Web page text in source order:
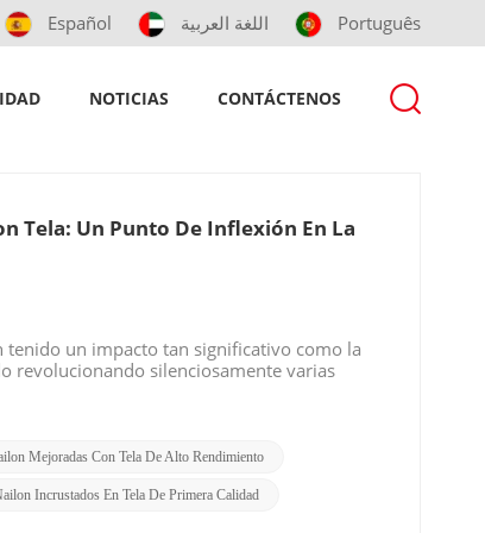
Español اللغة العربية Português
NOTICIAS CONTÁCTENOS
Tela: Un Punto De Inflexión En La
tenido un impacto tan significativo como la
revolucionando silenciosamente varias
durabilidad. La incorporación de tejido de alta
condiciones extremas. Ya sea exposición
material se mantiene firme, lo que
mecánicas superiores Con sus
Mejoradas Con Tela De Alto Rendimiento
Incrustados En Tela De Primera Calidad